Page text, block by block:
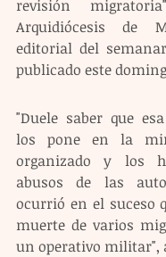
revisión
Arquidiócesis de
editorial del
publicado este
"Duele saber que
los pone en la
organizado y los
abusos de las
ocurrió en el suceso
muerte de varios
un operativo militar",